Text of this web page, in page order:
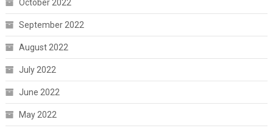
October 2022
September 2022
August 2022
July 2022
June 2022
May 2022